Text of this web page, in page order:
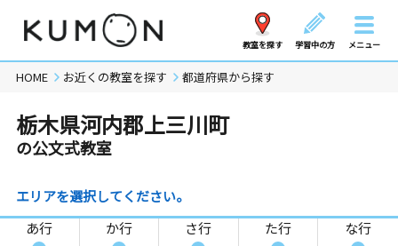
教室を探す 学習中の方 メニュー
HOME お近くの教室を探す 都道府県から探す
栃木県河内郡上三川町
の公文式教室
エリアを選択してください。
あ行
か行 さ行 た行 な行